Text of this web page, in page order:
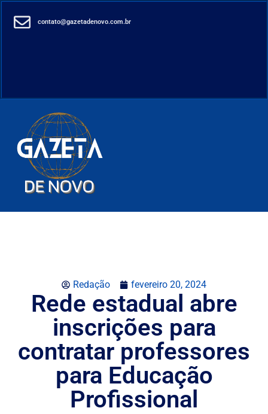
contato@gazetadenovo.com.br
Redação fevereiro 20, 2024
Rede estadual abre
inscrições para
contratar professores
para Educação
Profissional